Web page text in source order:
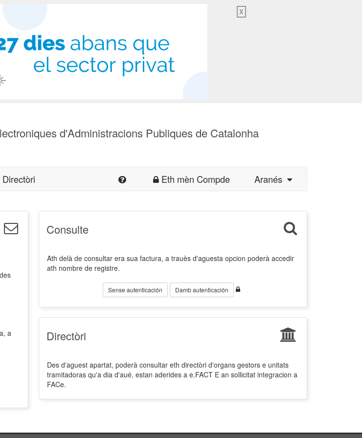
X
d'Administracions Publiques de Catalonha
Directòri Eth mèn Compde Aranés
a
Consulte
Ath delà de consultar era sua factura, a trauès d'aguesta opcion poderà accedir
ath nombre de registre.
Sense autenticación Damb autenticación
Directòri
Des d'aguest apartat, poderà consultar eth directòri d'organs gestors e unitats
tramitadoras qu'a dia d'aué, estan aderides a e.FACT E an sollicitat integracion a
FACe.